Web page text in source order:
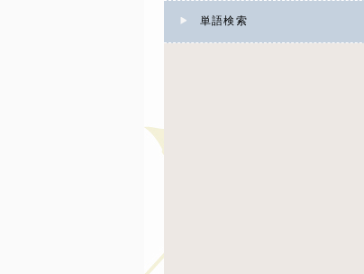
単語検索